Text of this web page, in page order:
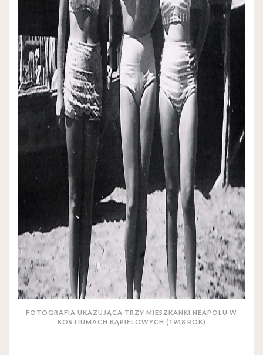
FOTOGRAFIA UKAZUJĄCA TRZY MIESZKANKI NEAPOLU W
KOSTIUMACH KĄPIELOWYCH (1948 ROK)